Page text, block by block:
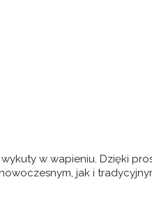
w wapieniu. Dzięki
jak i